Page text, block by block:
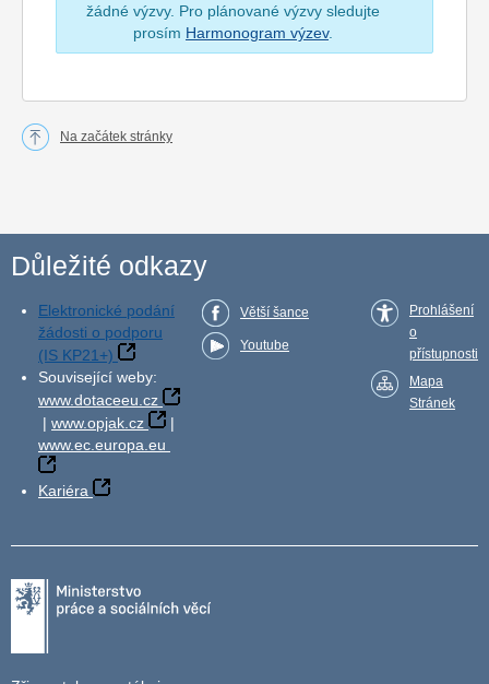
žádné výzvy. Pro plánované výzvy sledujte
prosím Harmonogram výzev.
Na začátek stránky
Důležité odkazy
Elektronické podání
žádosti o podporu
(IS KP21+)
Související weby:
www.dotaceeu.cz
| www.opjak.cz
|
www.ec.europa.eu
Kariéra
Větší šance
Youtube
Prohlášení
o
přístupnosti
Mapa
Stránek